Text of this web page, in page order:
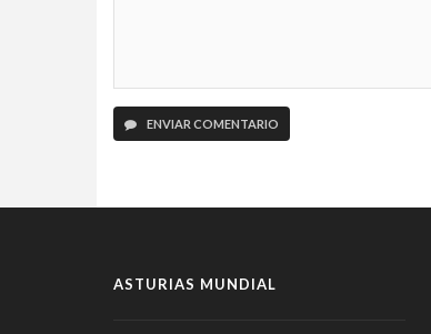
ENVIAR COMENTARIO
ASTURIAS MUNDIAL